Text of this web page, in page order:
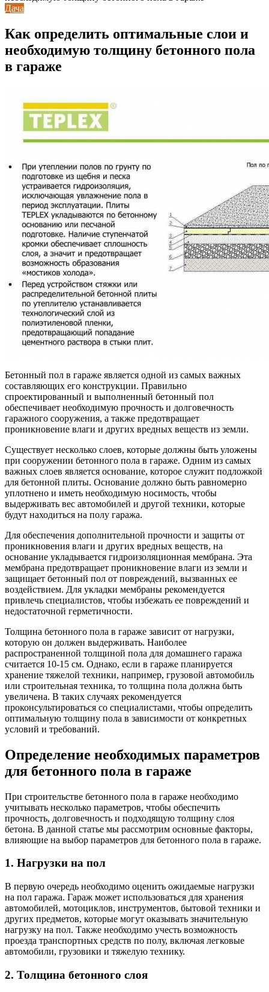
Дача
Как определить оптимальные слои и
необходимую толщину бетонного пола
в гараже
Бетонный пол в гараже является одной из самых важных
составляющих его конструкции. Правильно
спроектированный и выполненный бетонный пол
обеспечивает необходимую прочность и долговечность
гаражного сооружения, а также предотвращает
проникновение влаги и других вредных веществ из земли.
Существует несколько слоев, которые должны быть уложены
при сооружении бетонного пола в гараже. Одним из самых
важных слоев является основание, которое служит подложкой
для бетонной плиты. Основание должно быть равномерно
уплотнено и иметь необходимую носимость, чтобы
выдерживать вес автомобилей и другой техники, которые
будут находиться на полу гаража.
Для обеспечения дополнительной прочности и защиты от
проникновения влаги и других вредных веществ, на
основание укладывается гидроизоляционная мембрана. Эта
мембрана предотвращает проникновение влаги из земли и
защищает бетонный пол от повреждений, вызванных ее
воздействием. Для укладки мембраны рекомендуется
привлечь специалистов, чтобы избежать ее повреждений и
недостаточной герметичности.
Толщина бетонного пола в гараже зависит от нагрузки,
которую он должен выдерживать. Наиболее
распространенной толщиной пола для домашнего гаража
считается 10-15 см. Однако, если в гараже планируется
хранение тяжелой техники, например, грузовой автомобиль
или строительная техника, то толщина пола должна быть
увеличена. В таких случаях рекомендуется
проконсультироваться со специалистами, чтобы определить
оптимальную толщину пола в зависимости от конкретных
условий и требований.
Определение необходимых параметров
для бетонного пола в гараже
При строительстве бетонного пола в гараже необходимо
учитывать несколько параметров, чтобы обеспечить
прочность, долговечность и подходящую толщину слоя
бетона. В данной статье мы рассмотрим основные факторы,
влияющие на выбор параметров для бетонного пола в гараже.
1. Нагрузки на пол
В первую очередь необходимо оценить ожидаемые нагрузки
на пол гаража. Гараж может использоваться для хранения
автомобилей, мотоциклов, инструментов, бытовой техники и
других предметов, которые могут оказывать значительную
нагрузку на пол. Также необходимо учесть возможность
проезда транспортных средств по полу, включая легковые
автомобили, грузовики и тяжелую технику.
2. Толщина бетонного слоя